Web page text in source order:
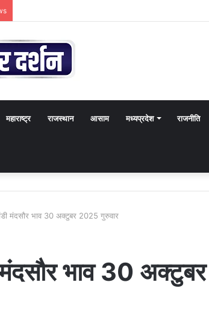
महाराष्ट्र राजस्थान आसाम मध्यप्रदेश राजनीति
मंदसौर भाव 30 अक्टुबर 2025 गुरुवार
भाव 30